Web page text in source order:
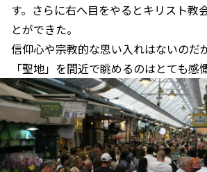
す。さらに右へ目をやるとキリスト教
とができた。
信仰心や宗教的な思い入れはないのだ
「聖地」を間近で眺めるのはとても感